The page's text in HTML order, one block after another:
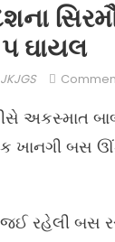
૫ ઘાયલ
Author
JKJGS
અકસ્માત
ખાનગી બસ
જઈ રહેલી બસ